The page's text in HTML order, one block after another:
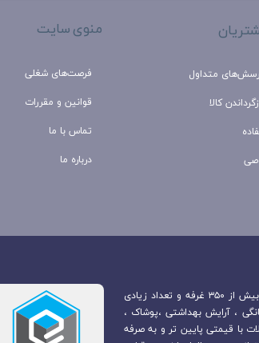
بازارچه مرزی جوانرود که در مرکز شهر جوانرود قرار دارد. متشکل از بیش از ۳۵۰ غرفه و تعداد زیادی
، آرایش بهداشتی ،پوشاک ،
با قیمتی پایین تر و به صرفه
متداول
کالا
منوی سایت
فرصت‌های شغلی
قوانین و مقررات
تماس با ما
درباره ما